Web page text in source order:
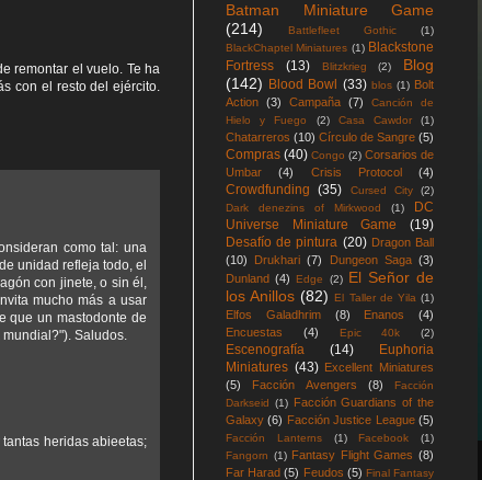
remontar el vuelo. Te ha
con el resto del ejército.
como tal: una
unidad refleja todo, el
con jinete, o sin él,
mucho más a usar
que un mastodonte de
Saludos.
heridas abieetas;
Batman Miniature Game
(214)
Battlefleet Gothic
(1)
BlackChaptel Miniatures (1) Blackstone
Fortress
(13) Blitzkrieg (2)
Blog
(142) Blood Bowl (33) blos (1) Bolt
Action (3) Campaña (7)
Canción de
Hielo y Fuego
(2) Casa Cawdor (1)
Chatarreros (10) Círculo de Sangre (5)
Compras (40) Congo (2) Corsarios de
Umbar
(4) Crisis Protocol (4)
Crowdfunding (35) Cursed City
(2)
Dark denezins of Mirkwood
(1)
DC
Universe Miniature Game
(19)
Desafío de pintura (20) Dragon Ball
(10)
Drukhari (7) Dungeon Saga (3)
Dunland (4) Edge (2) El Señor de
los Anillos (82) El Taller de Yila (1)
Elfos Galadhrim (8) Enanos
(4)
Encuestas
(4) Epic 40k (2)
Escenografía (14)
Euphoria
Miniatures (43) Excellent Miniatures
(5)
Facción Avengers (8)
Facción
Darkseid (1) Facción Guardians of the
Galaxy (6) Facción Justice League (5)
Facción Lanterns (1) Facebook
(1)
Fangorn (1) Fantasy Flight Games (8)
Far Harad (5) Feudos (5) Final Fantasy